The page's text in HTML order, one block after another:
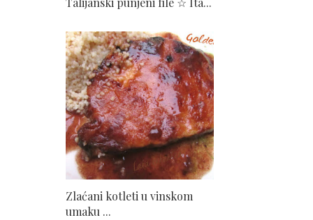
Zlaćani kotleti u vinskom
umaku ...